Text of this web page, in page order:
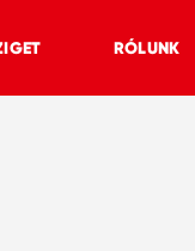
RÓLUNK